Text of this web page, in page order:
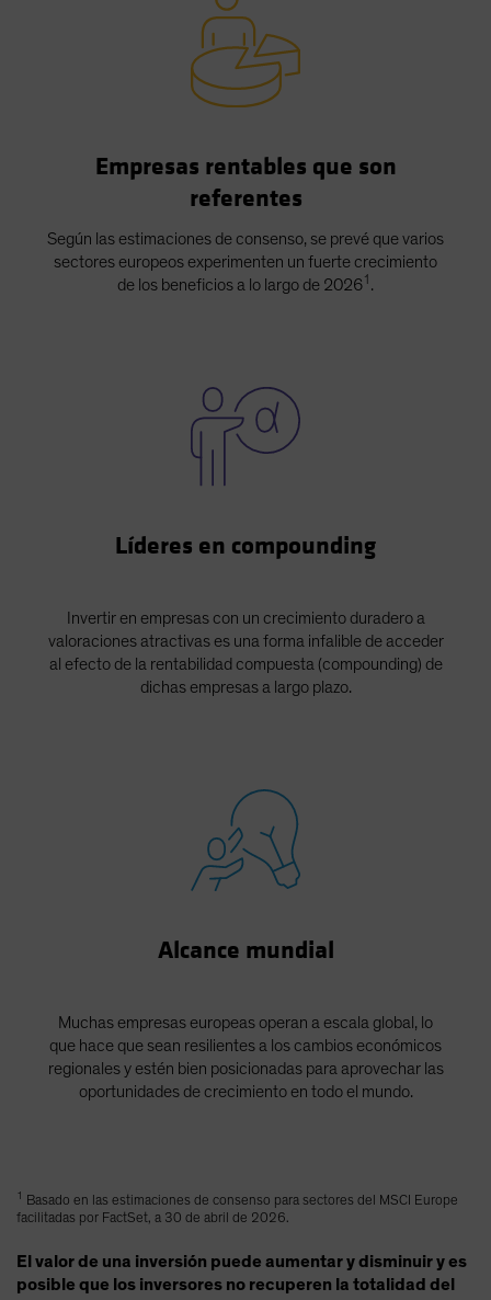
Empresas rentables que son
referentes
Según las estimaciones de consenso, se prevé que varios
sectores europeos experimenten un fuerte crecimiento
de los beneficios a lo largo de 20261 .
Líderes en compounding
Invertir en empresas con un crecimiento duradero a
valoraciones atractivas es una forma infalible de acceder
al efecto de la rentabilidad compuesta (compounding) de
dichas empresas a largo plazo.
Alcance mundial
Muchas empresas europeas operan a escala global, lo
que hace que sean resilientes a los cambios económicos
regionales y estén bien posicionadas para aprovechar las
oportunidades de crecimiento en todo el mundo.
1
Basado en las estimaciones de consenso para sectores del MSCI Europe
facilitadas por FactSet, a 30 de abril de 2026.
El valor de una inversión puede aumentar y disminuir y es
posible que los inversores no recuperen la totalidad del